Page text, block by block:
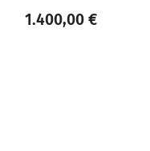
1.400,00 €